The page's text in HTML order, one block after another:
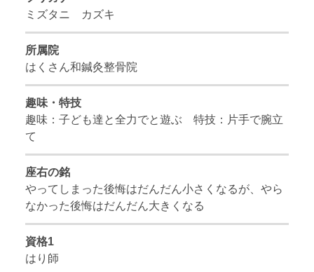
ミズタニ カズキ
所属院
はくさん和鍼灸整骨院
趣味・特技
趣味：子ども達と全力でと遊ぶ 特技：片手で腕立
て
座右の銘
やってしまった後悔はだんだん小さくなるが、やら
なかった後悔はだんだん大きくなる
資格1
はり師